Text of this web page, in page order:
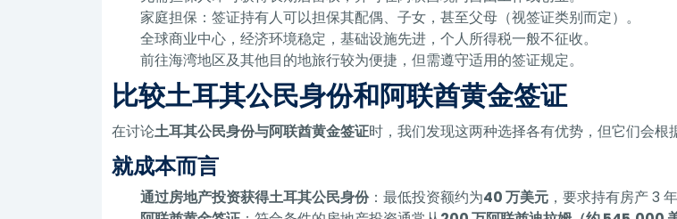
家庭担保：签证持有人可以担保其配偶、子女，甚至父母（视签证类别而定）。
全球商业中心，经济环境稳定，基础设施先进，个人所得税一般不征收。
前往海湾地区及其他目的地旅行较为便捷，但需遵守适用的签证规定。
比较土耳其公民身份和阿联酋黄金签证
在讨论土耳其公民身份与阿联酋黄金签证时，我们发现这两种选择各有优势，但它们会根
就成本而言
通过房地产投资获得土耳其公民身份：最低投资额约为40 万美元 ，要求持有房产 3